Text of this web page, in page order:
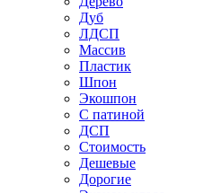
Дуб
ЛДСП
Массив
Пластик
Шпон
Экошпон
С патиной
ДСП
Стоимость
Дешевые
Дорогие